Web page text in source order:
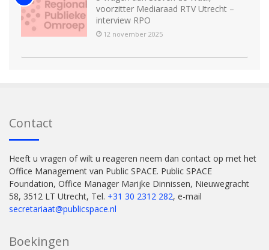
voorzitter Mediaraad RTV Utrecht –
interview RPO
12 november 2025
Contact
Heeft u vragen of wilt u reageren neem dan contact op met het
Office Management van Public SPACE. Public SPACE
Foundation, Office Manager Marijke Dinnissen, Nieuwegracht
58, 3512 LT Utrecht, Tel. +31 30 2312 282, e-mail
secretariaat@publicspace.nl
Boekingen